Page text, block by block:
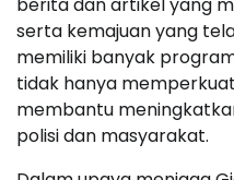
serta kemajuan yang
memiliki banyak
tidak hanya
membantu
polisi dan masyarakat.